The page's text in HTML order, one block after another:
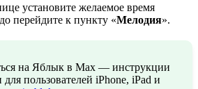
установите желаемое время
перейдите к пункту «Мелодия».
на Яблык в Max — инструкции
для пользователей iPhone, iPad и